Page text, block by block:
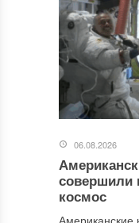
06.08.2026
совершили
космос
Американские